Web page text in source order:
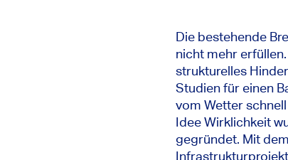
Die bestehende
nicht mehr
strukturelles
Studien für einen
vom Wetter
Idee Wirklichkeit
gegründet. Mit